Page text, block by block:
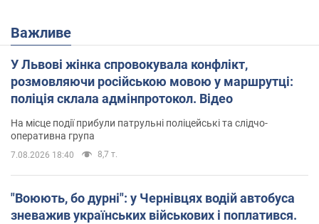
Важливе
У Львові жінка спровокувала конфлікт,
розмовляючи російською мовою у маршрутці:
поліція склала адмінпротокол. Відео
На місце події прибули патрульні поліцейські та слідчо-
оперативна група
7.08.2026 18:40 8,7 т.
"Воюють, бо дурні": у Чернівцях водій автобуса
зневажив українських військових і поплатився.